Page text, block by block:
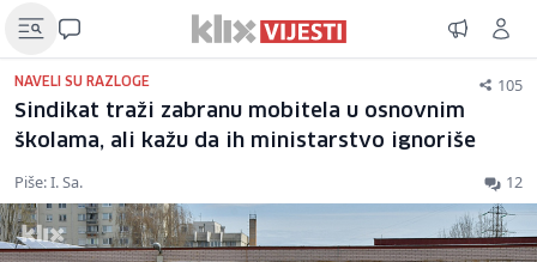
NAVELI SU RAZLOGE 105
Sindikat traži zabranu mobitela u osnovnim
školama, ali kažu da ih ministarstvo ignoriše
Piše: I. Sa. 12